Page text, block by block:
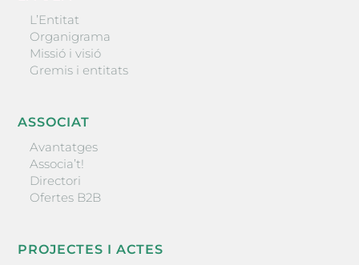
L’Entitat
Organigrama
Missió i visió
Gremis i entitats
ASSOCIAT
Avantatges
Associa’t!
Directori
Ofertes B2B
PROJECTES I ACTES